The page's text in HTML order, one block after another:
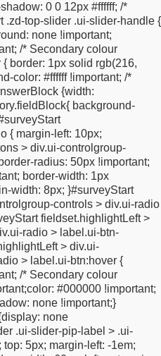
0 0 12px #ffffff; /*
.zd-top-slider .ui-slider-handle {
none !important;
/* Secondary colour
{ border: 1px solid rgb(216,
color: #ffffff !important; /*
{width:
background-
{ margin-left: 10px;
> div.ui-controlgroup-
border-radius: 50px !important;
border-width: 1px
width: 8px; }#surveyStart
controls > div.ui-radio
fieldset.highlightLeft >
radio > label.ui-btn-
> div.ui-
> label.ui-btn:hover {
/* Secondary colour
color: #000000 !important;
none !important;}
display: none
.ui-slider-pip-label > .ui-
top: 5px; margin-left: -1em;
width: 45px
.ui-input-
#fieldBlockfaxNumberinput
text:nth-child(2)
.ui-input-
45px
error-msg {color:
valid-msg {
{border: 1px solid
}.country-list {z-index:
height: 46px;font-size: 18px;
6px;}/** Responsive
css2?
none;margin: 0;}.error-
normal;position: relative;
#survey_body
{background-color:
}html .ui-btn.ui-checkbox-on.ui-
image: none;}.ui-page-theme-a
color: transparent
!important;color:
none !important; }.ui-btn.ui-